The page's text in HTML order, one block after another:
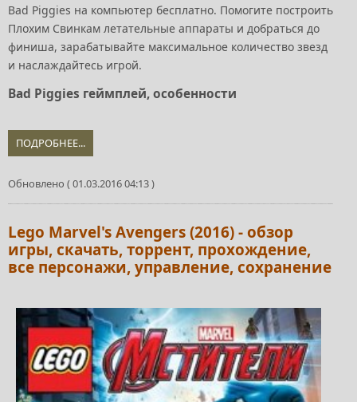
Bad Piggies на компьютер бесплатно. Помогите построить
Плохим Свинкам летательные аппараты и добраться до
финиша, зарабатывайте максимальное количество звезд
и наслаждайтесь игрой.
Bad Piggies геймплей, особенности
ПОДРОБНЕЕ...
Обновлено ( 01.03.2016 04:13 )
Lego Marvel's Avengers (2016) - обзор
игры, скачать, торрент, прохождение,
все персонажи, управление, сохранение